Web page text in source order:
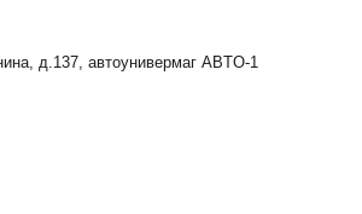
д.137, автоунивермаг ABTO-1